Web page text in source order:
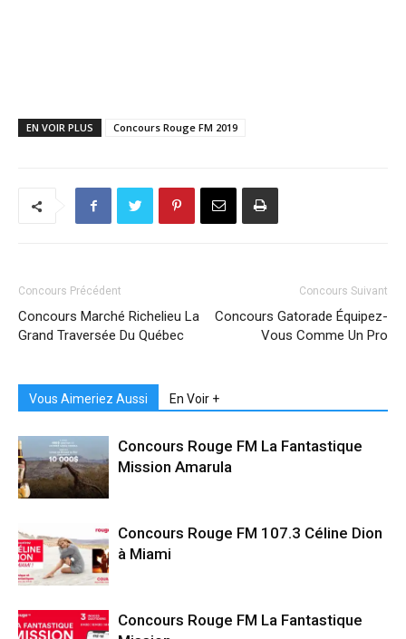
EN VOIR PLUS Concours Rouge FM 2019
Concours Précédent
Concours Marché Richelieu La
Grand Traversée Du Québec
Concours Suivant
Concours Gatorade Équipez-
Vous Comme Un Pro
Vous Aimeriez Aussi En Voir +
Concours Rouge FM La Fantastique
Mission Amarula
Concours Rouge FM 107.3 Céline Dion
à Miami
Concours Rouge FM La Fantastique